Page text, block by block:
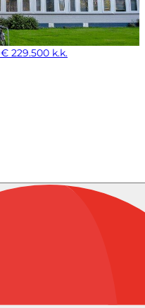
€ 229.500 k.k.